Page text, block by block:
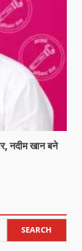
नदीम खान बने
SEARCH